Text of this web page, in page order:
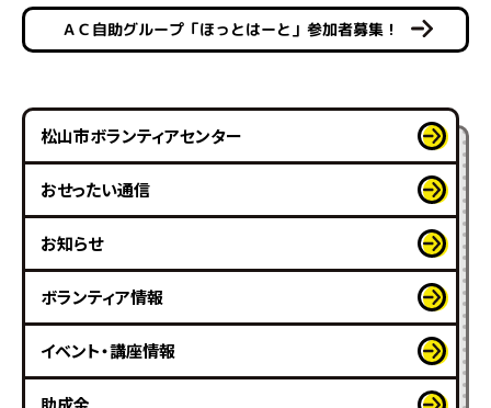
ＡＣ自助グループ「ほっとはーと」参加者募集！
松山市ボランティアセンター
おせったい通信
お知らせ
ボランティア情報
イベント・講座情報